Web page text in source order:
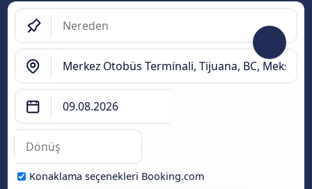
Konaklama seçenekleri Booking.com